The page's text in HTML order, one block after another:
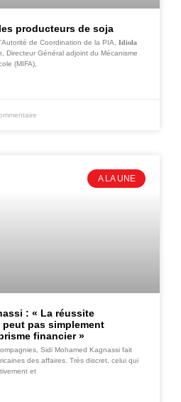
producteurs de soja
de Coordination de la PIA, 𝐈𝐝𝐢𝐨𝐥𝐚
Général adjoint du Mécanisme
(MIFA),
A LA UNE
: « La réussite
pas simplement
financier »
Sidi Mohamed Kagnassi fait
des affaires. Très discret, celui qui
et